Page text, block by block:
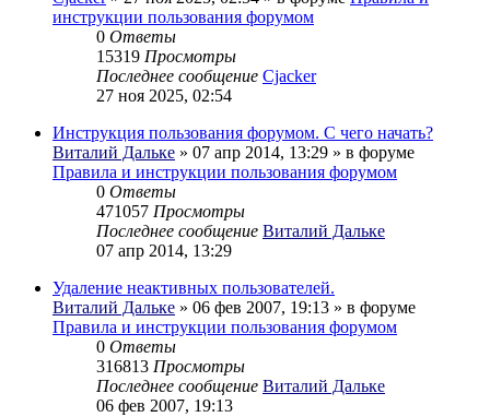
инструкции пользования форумом
0 Ответы
15319 Просмотры
Последнее сообщение Cjacker
27 ноя 2025, 02:54
Инструкция пользования форумом. С чего начать?
Виталий Дальке » 07 апр 2014, 13:29 » в форуме
Правила и инструкции пользования форумом
0 Ответы
471057 Просмотры
Последнее сообщение Виталий Дальке
07 апр 2014, 13:29
Удаление неактивных пользователей.
Виталий Дальке » 06 фев 2007, 19:13 » в форуме
Правила и инструкции пользования форумом
0 Ответы
316813 Просмотры
Последнее сообщение Виталий Дальке
06 фев 2007, 19:13